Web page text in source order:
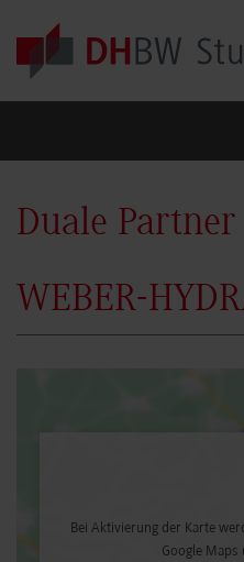
Skip to main content
Duale Partner
WEBER-
Bei Aktivierung der Karte
Google Maps